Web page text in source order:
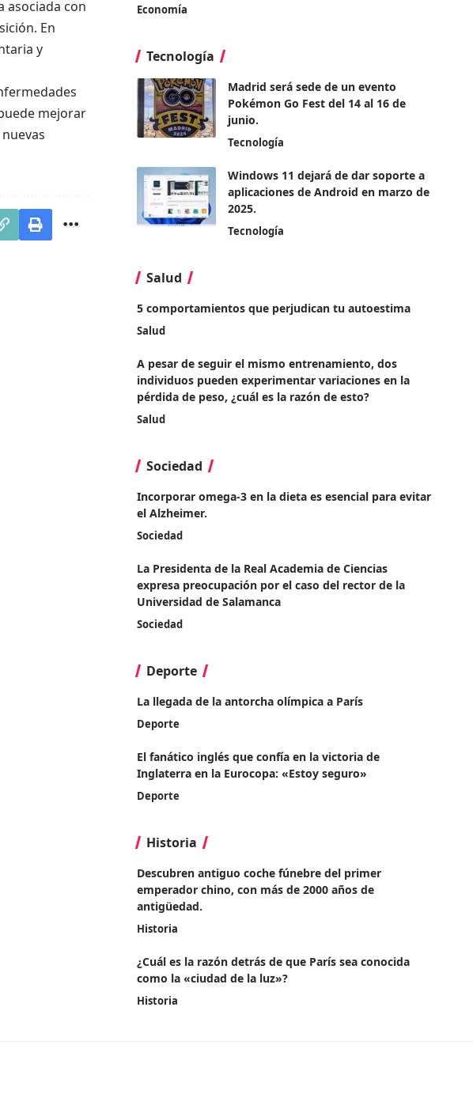
asociada con
En
y
mejorar
Economía
Tecnología
Madrid será sede de un evento
Pokémon Go Fest del 14 al 16 de
junio.
Tecnología
Windows 11 dejará de dar soporte a
aplicaciones de Android en marzo de
2025.
Tecnología
Salud
5 comportamientos que perjudican tu autoestima
Salud
A pesar de seguir el mismo entrenamiento, dos
individuos pueden experimentar variaciones en la
pérdida de peso, ¿cuál es la razón de esto?
Salud
Sociedad
Incorporar omega-3 en la dieta es esencial para evitar
el Alzheimer.
Sociedad
La Presidenta de la Real Academia de Ciencias
expresa preocupación por el caso del rector de la
Universidad de Salamanca
Sociedad
Deporte
La llegada de la antorcha olímpica a París
Deporte
El fanático inglés que confía en la victoria de
Inglaterra en la Eurocopa: «Estoy seguro»
Deporte
Historia
Descubren antiguo coche fúnebre del primer
emperador chino, con más de 2000 años de
antigüedad.
Historia
¿Cuál es la razón detrás de que París sea conocida
como la «ciudad de la luz»?
Historia